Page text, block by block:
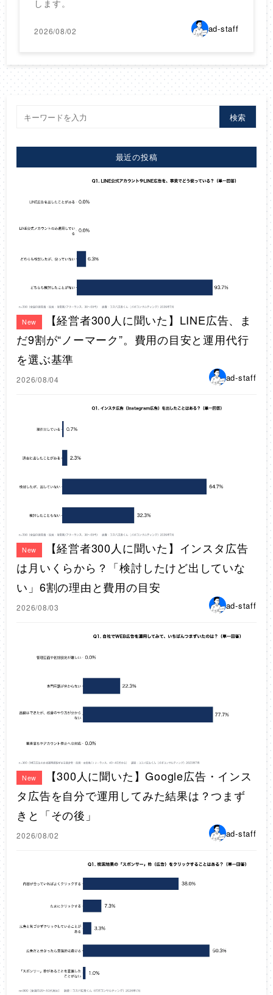
します。
2026/08/02 ad-staff
検索
最近の投稿
New
【経営者300人に聞いた】LINE広告、ま
だ9割が“ノーマーク”。費用の目安と運用代行
を選ぶ基準
2026/08/04 ad-staff
New
【経営者300人に聞いた】インスタ広告
は月いくらから？「検討したけど出していな
い」6割の理由と費用の目安
2026/08/03 ad-staff
New
【300人に聞いた】Google広告・インス
タ広告を自分で運用してみた結果は？つまず
きと「その後」
2026/08/02 ad-staff